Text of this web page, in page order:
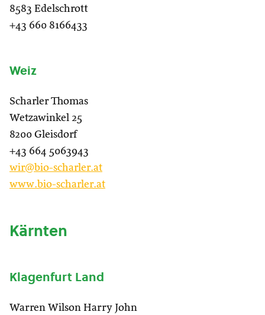
8583 Edelschrott
+43 660 8166433
Weiz
Scharler Thomas
Wetzawinkel 25
8200 Gleisdorf
+43 664 5063943
wir@bio-scharler.at
www.bio-scharler.at
Kärnten
Klagenfurt Land
Warren Wilson Harry John